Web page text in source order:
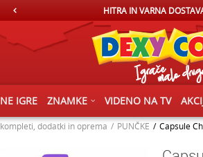
HITRA IN VARNA
IGRE ZNAMKE VIDENO NA TV
dodatki in oprema PUNČKE Capsule